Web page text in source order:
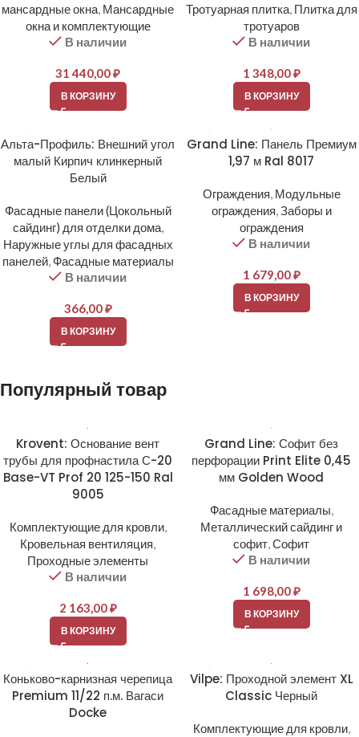
мансардные окна, Мансардные
окна и комплектующие
В наличии
31 440,00₽
В КОРЗИНУ
Тротуарная плитка, Плитка для
тротуаров
В наличии
1 348,00₽
В КОРЗИНУ
Альта-Профиль: Внешний угол
малый Кирпич клинкерный
Белый
Фасадные панели (Цокольный
сайдинг) для отделки дома,
Наружные углы для фасадных
панелей, Фасадные материалы
В наличии
366,00₽
В КОРЗИНУ
Grand Line: Панель Премиум
1,97 м Ral 8017
Ограждения, Модульные
ограждения,Заборы и
ограждения
В наличии
1 679,00₽
В КОРЗИНУ
Популярный товар
Krovent: Основание вент
трубы для профнастила С-20
Base-VT Prof 20 125-150 Ral
9005
Комплектующие для кровли,
Кровельная вентиляция,
Проходные элементы
В наличии
2 163,00₽
В КОРЗИНУ
Grand Line: Софит без
перфорации Print Elite 0,45
мм Golden Wood
Фасадные материалы,
Металлический сайдинг и
софит,Софит
В наличии
1 698,00₽
В КОРЗИНУ
Коньково-карнизная черепица
Premium 11/22 п.м. Вагаси
Docke
Vilpe: Проходной элемент XL
Classic Черный
Комплектующие для кровли,